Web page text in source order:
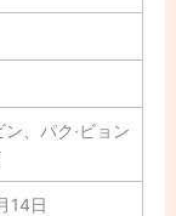
ン、パク·ビョン
14日